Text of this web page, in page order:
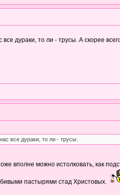
дураки, то ли - трусы. А скорее
все дураки, то ли - трусы.
вполне можно истолковать, как
пастырями стад Христовых.